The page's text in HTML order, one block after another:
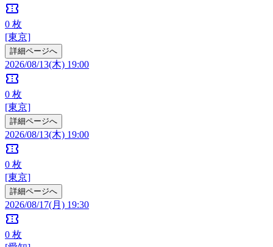
confirmation_number
0 枚
[東京]
詳細ページへ
2026/08/13(木) 19:00
confirmation_number
0 枚
[東京]
詳細ページへ
2026/08/13(木) 19:00
confirmation_number
0 枚
[東京]
詳細ページへ
2026/08/17(月) 19:30
confirmation_number
0 枚